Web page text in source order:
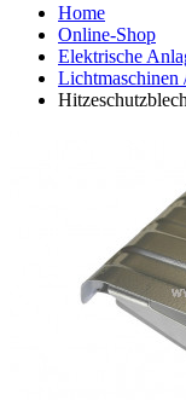
Home
Online-Shop
Elektrische
Lichtmaschinen